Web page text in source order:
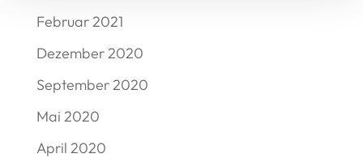
Februar 2021
Dezember 2020
September 2020
Mai 2020
April 2020